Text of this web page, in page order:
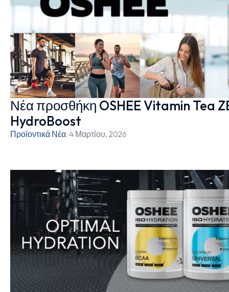
Νέα προσθήκη OSHEE Vitamin Tea
HydroBoost
Προϊοντικά Νέα/4 Μαρτίου, 2026